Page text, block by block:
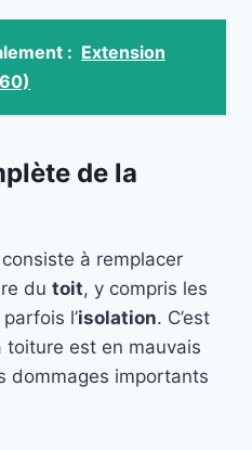
: Extension
de la
consiste à remplacer
du toit, y compris les
l’isolation. C’est
toiture est en mauvais
dommages importants